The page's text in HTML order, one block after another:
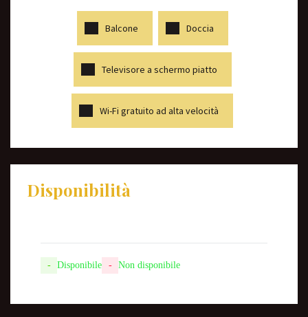
Balcone Doccia
Televisore a schermo piatto
Wi-Fi gratuito ad alta velocità
Disponibilità
- Disponibile - Non disponibile